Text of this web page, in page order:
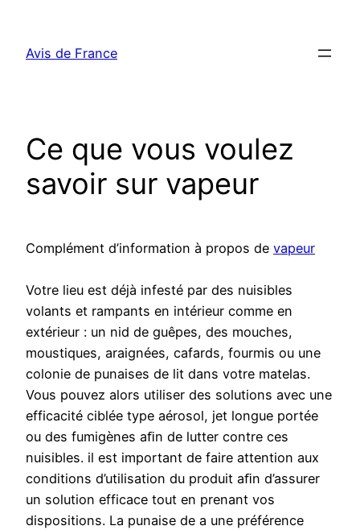
contenu
Avis de France
Ce que vous voulez
savoir sur vapeur
Complément d’information à propos de vapeur
Votre lieu est déjà infesté par des nuisibles
volants et rampants en intérieur comme en
extérieur : un nid de guêpes, des mouches,
moustiques, araignées, cafards, fourmis ou une
colonie de punaises de lit dans votre matelas.
Vous pouvez alors utiliser des solutions avec une
efficacité ciblée type aérosol, jet longue portée
ou des fumigènes aﬁn de lutter contre ces
nuisibles. il est important de faire attention aux
conditions d’utilisation du produit aﬁn d’assurer
un solution efficace tout en prenant vos
dispositions. La punaise de a une préférence